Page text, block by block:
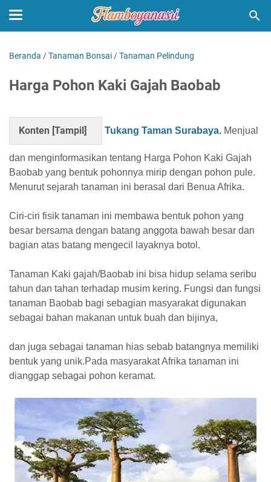
Beranda /Tanaman Bonsai /Tanaman Pelindung
Harga Pohon Kaki Gajah Baobab
Konten [Tampil] Tukang Taman Surabaya. Menjual
dan menginformasikan tentang Harga Pohon Kaki Gajah
Baobab yang bentuk pohonnya mirip dengan pohon pule.
Menurut sejarah tanaman ini berasal dari Benua Afrika.
Ciri-ciri fisik tanaman ini membawa bentuk pohon yang
besar bersama dengan batang anggota bawah besar dan
bagian atas batang mengecil layaknya botol.
Tanaman Kaki gajah/Baobab ini bisa hidup selama seribu
tahun dan tahan terhadap musim kering. Fungsi dan fungsi
tanaman Baobab bagi sebagian masyarakat digunakan
sebagai bahan makanan untuk buah dan bijinya,
dan juga sebagai tanaman hias sebab batangnya memiliki
bentuk yang unik.Pada masyarakat Afrika tanaman ini
dianggap sebagai pohon keramat.